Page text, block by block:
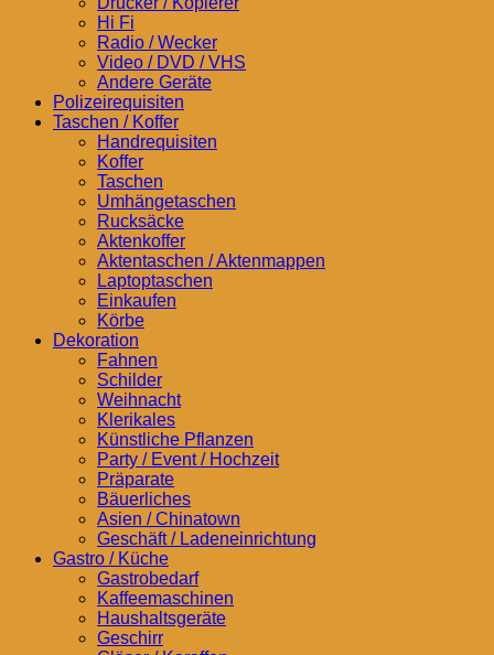
Hi Fi
Radio / Wecker
Video / DVD / VHS
Andere Geräte
Polizeirequisiten
Taschen / Koffer
Handrequisiten
Koffer
Taschen
Umhängetaschen
Rucksäcke
Aktenkoffer
Aktentaschen / Aktenmappen
Laptoptaschen
Einkaufen
Körbe
Dekoration
Fahnen
Schilder
Weihnacht
Klerikales
Künstliche Pflanzen
Party / Event / Hochzeit
Präparate
Bäuerliches
Asien / Chinatown
Geschäft / Ladeneinrichtung
Gastro / Küche
Gastrobedarf
Kaffeemaschinen
Haushaltsgeräte
Geschirr